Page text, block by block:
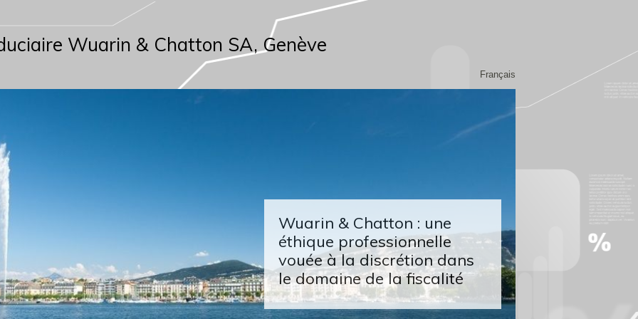
Français
Wuarin & Chatton SA, Genève
Wuarin & Chatton : une
éthique professionnelle
vouée à la discrétion dans
le domaine de la fiscalité